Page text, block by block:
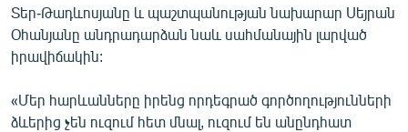
Տեր-Թադևոսյանը և պաշտպանության նախարար Սեյրան
Օհանյանը անդրադարձան նաև սահմանային լարված
իրավիճակին:
«Մեր հարևանները իրենց որդեգրած գործողությունների
ձևերից չեն ուզում հետ մնալ, ուզում են անընդհատ